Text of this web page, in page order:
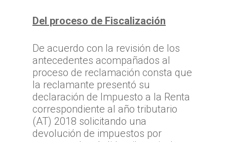
Del proceso de Fiscalización
De acuerdo con la revisión de los
antecedentes acompañados al
proceso de reclamación consta que
la reclamante presentó su
declaración de Impuesto a la Renta
correspondiente al año tributario
(AT) 2018 solicitando una
devolución de impuestos por